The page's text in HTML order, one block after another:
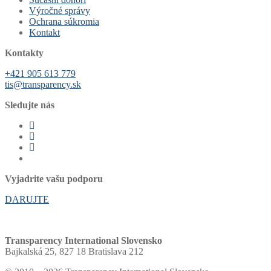
Výročné správy
Ochrana súkromia
Kontakt
Kontakty
+421 905 613 779
tis@transparency.sk
Sledujte nás
Vyjadrite vašu podporu
DARUJTE
Transparency International Slovensko
Bajkalská 25, 827 18 Bratislava 212